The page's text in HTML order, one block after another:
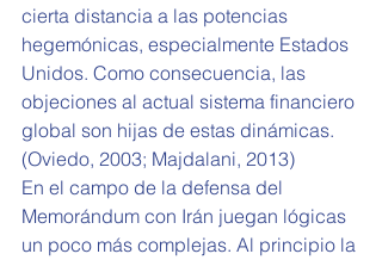
cierta distancia a las potencias
hegemónicas, especialmente Estados
Unidos. Como consecuencia, las
objeciones al actual sistema financiero
global son hijas de estas dinámicas.
(Oviedo, 2003; Majdalani, 2013)
En el campo de la defensa del
Memorándum con Irán juegan lógicas
un poco más complejas. Al principio la